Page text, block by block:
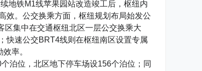
地铁M1线苹果园站改造竣工后，枢纽内
效。公交换乘方面，枢纽规划布局始发公
集中在交通枢纽北区一层公交换乘大
快速公交BRT4线则在枢纽南区设置专属
率。
泊位，北区地下停车场设156个泊位；同